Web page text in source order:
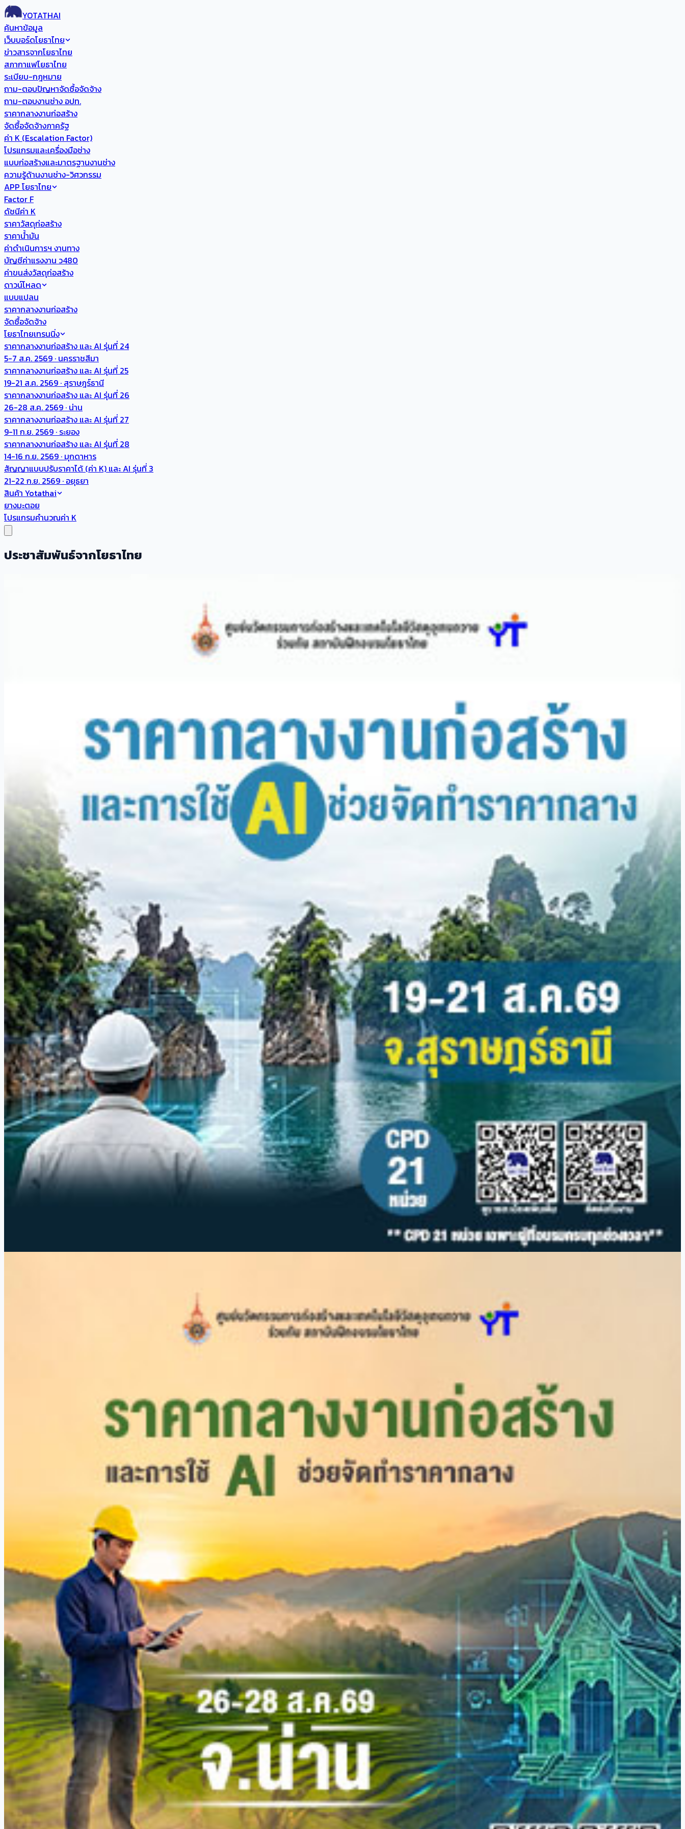
YOTATHAI
ค้นหาข้อมูล
เว็บบอร์ดโยธาไทย
ข่าวสารจากโยธาไทย
สภากาแฟโยธาไทย
ระเบียบ-กฎหมาย
ถาม-ตอบปัญหาจัดซื้อจัดจ้าง
ถาม-ตอบงานช่าง อปท.
ราคากลางงานก่อสร้าง
จัดซื้อจัดจ้างภาครัฐ
ค่า K (Escalation Factor)
โปรแกรมและเครื่องมือช่าง
แบบก่อสร้างและมาตรฐานงานช่าง
ความรู้ด้านงานช่าง-วิศวกรรม
APP โยธาไทย
Factor F
ดัชนีค่า K
ราคาวัสดุก่อสร้าง
ราคาน้ำมัน
ค่าดำเนินการฯ งานทาง
บัญชีค่าแรงงาน ว480
ค่าขนส่งวัสดุก่อสร้าง
ดาวน์โหลด
แบบแปลน
ราคากลางงานก่อสร้าง
จัดซื้อจัดจ้าง
โยธาไทยเทรนนิ่ง
ราคากลางงานก่อสร้าง และ AI รุ่นที่ 24
5-7 ส.ค. 2569 · นครราชสีมา
ราคากลางงานก่อสร้าง และ AI รุ่นที่ 25
19-21 ส.ค. 2569 · สุราษฎร์ธานี
ราคากลางงานก่อสร้าง และ AI รุ่นที่ 26
26-28 ส.ค. 2569 · น่าน
ราคากลางงานก่อสร้าง และ AI รุ่นที่ 27
9-11 ก.ย. 2569 · ระยอง
ราคากลางงานก่อสร้าง และ AI รุ่นที่ 28
14-16 ก.ย. 2569 · มุกดาหาร
สัญญาแบบปรับราคาได้ (ค่า K) และ AI รุ่นที่ 3
21-22 ก.ย. 2569 · อยุธยา
สินค้า Yotathai
ยางมะตอย
โปรแกรมคำนวณค่า K
ประชาสัมพันธ์จากโยธาไทย